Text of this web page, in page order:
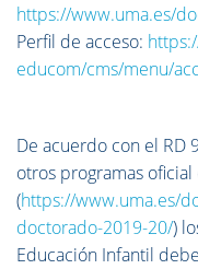
https://www.uma.es/
Perfil de acceso:
educom/cms/menu/
De acuerdo con el RD
otros programas
(https://www.uma.es/
doctorado-2019-20/)
Educación Infantil